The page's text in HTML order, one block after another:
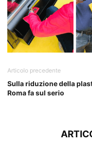
Articolo precedente
Sulla riduzione della
Roma fa sul serio